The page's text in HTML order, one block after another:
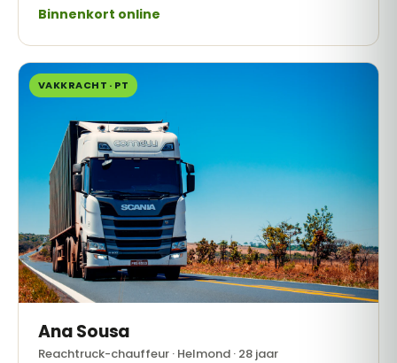
Binnenkort online
VAKKRACHT · PT
Ana Sousa
Reachtruck-chauffeur · Helmond · 28 jaar